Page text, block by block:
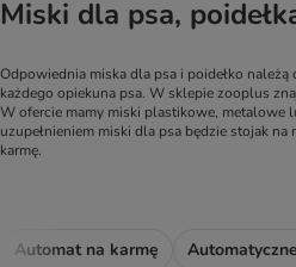
Miski dla psa,
Odpowiednia miska dla psa i poidełko
każdego opiekuna psa. W sklepie zooplus
W ofercie mamy miski plastikowe, metalowe
uzupełnieniem miski dla psa będzie stojak na
karmę.
Automat na karmę